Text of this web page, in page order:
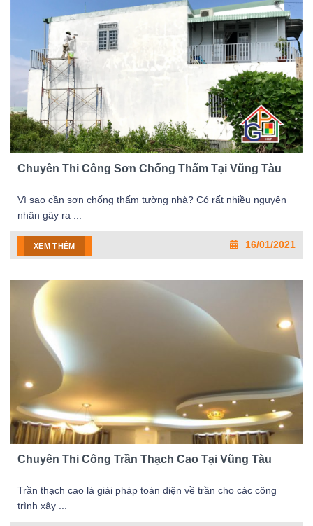
Chuyên Thi Công Sơn Chống Thấm Tại Vũng Tàu
16/01/2021
Vì sao cần sơn chống thấm tường nhà? Có rất nhiều nguyên
nhân gây ra ...
XEM THÊM
Chuyên Thi Công Trần Thạch Cao Tại Vũng Tàu
Trần thạch cao là giải pháp toàn diện về trần cho các công
trình xây ...